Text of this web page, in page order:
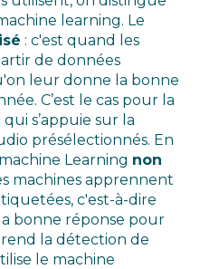
learning. Le
: c'est quand les
de données
leur donne la bonne
C’est le cas pour la
s’appuie sur la
présélectionnés. En
Learning non
machines apprennent
c'est-à-dire
bonne réponse pour
la détection de
le machine